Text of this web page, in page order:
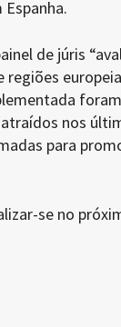
de júris
nos
para
se no